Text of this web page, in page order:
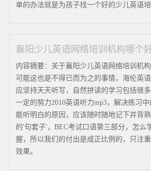
单的办法就是为孩子找一个好的少儿英语
襄阳少儿英语网络培训机构哪个
内容摘要：关于襄阳少儿英语网络培训机
可能这也是不得已而为之的事情，海伦英
应坚持天天听写，自然拼读的学习包括很
一定的努力2010英语听力mp3，解决练习
能听明白的原因，应该随时随地记下并背
的'句套子'，BEC考试口语第三部分，怎么
握，所以我们的付出是成正比例的，只注
效果。